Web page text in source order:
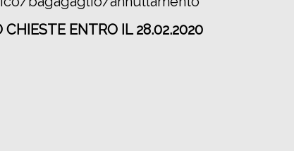
ENTRO IL 28.02.2020